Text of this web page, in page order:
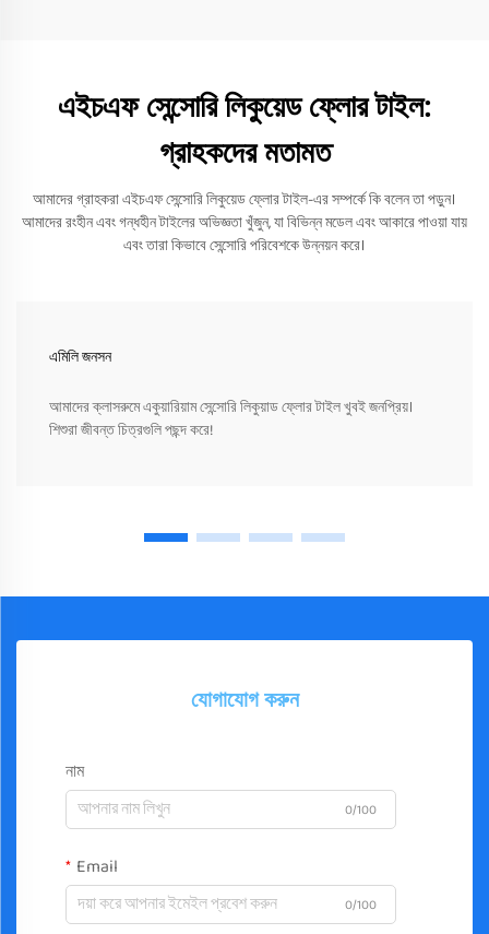
এইচএফ সেন্সোরি লিকুয়েড ফ্লোর টাইল:
গ্রাহকদের মতামত
আমাদের গ্রাহকরা এইচএফ সেন্সোরি লিকুয়েড ফ্লোর টাইল-এর সম্পর্কে কি বলেন তা পড়ুন।
আমাদের রংহীন এবং গন্ধহীন টাইলের অভিজ্ঞতা খুঁজুন, যা বিভিন্ন মডেল এবং আকারে পাওয়া যায়
এবং তারা কিভাবে সেন্সোরি পরিবেশকে উন্নয়ন করে।
এমিলি জনসন
আমাদের ক্লাসরুমে একুয়ারিয়াম সেন্সোরি লিকুয়াড ফ্লোর টাইল খুবই জনপ্রিয়।
শিশুরা জীবন্ত চিত্রগুলি পছন্দ করে!
যোগাযোগ করুন
নাম
0/100
Email
0/100